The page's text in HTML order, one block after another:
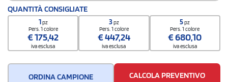
Codice doganale
62033390
Quantità per confezione
Quantità per scatola
5
QUANTITÀ CONSIGLIATE
1pz
Pers. 1 colore
€175,42
iva esclusa
3pz
Pers. 1 colore
€447,24
iva esclusa
5pz
Pers. 1 colore
€680,10
iva esclusa
ORDINA CAMPIONE
CALCOLA PREVENTIVO